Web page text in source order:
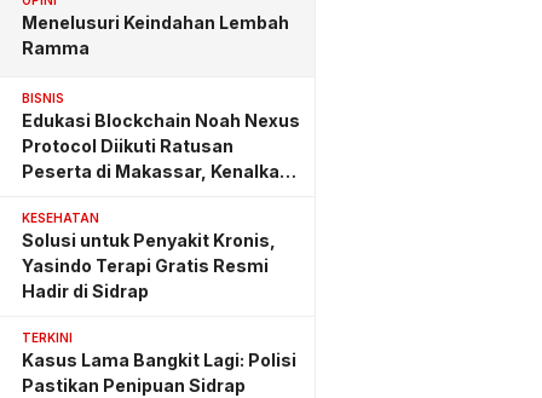
Menelusuri Keindahan Lembah
Ramma
BISNIS
Edukasi Blockchain Noah Nexus
Protocol Diikuti Ratusan
Peserta di Makassar, Kenalkan
KESEHATAN
Solusi untuk Penyakit Kronis,
Yasindo Terapi Gratis Resmi
Hadir di Sidrap
TERKINI
Kasus Lama Bangkit Lagi: Polisi
Pastikan Penipuan Sidrap